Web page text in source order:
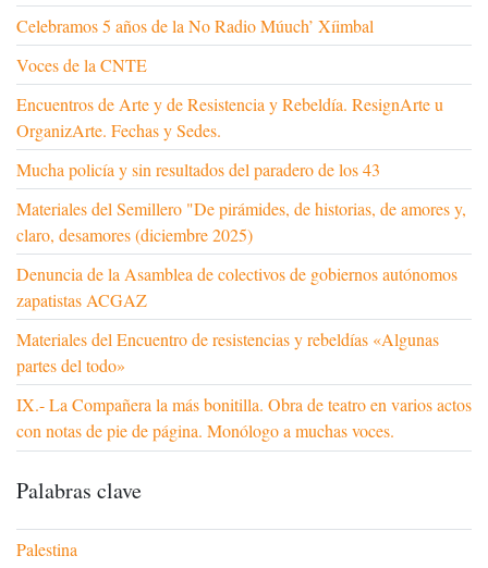
Celebramos 5 años de la No Radio Múuch’ Xíimbal
Voces de la CNTE
Encuentros de Arte y de Resistencia y Rebeldía. ResignArte u
OrganizArte. Fechas y Sedes.
Mucha policía y sin resultados del paradero de los 43
Materiales del Semillero "De pirámides, de historias, de amores y,
claro, desamores (diciembre 2025)
Denuncia de la Asamblea de colectivos de gobiernos autónomos
zapatistas ACGAZ
Materiales del Encuentro de resistencias y rebeldías «Algunas
partes del todo»
IX.- La Compañera la más bonitilla. Obra de teatro en varios actos
con notas de pie de página. Monólogo a muchas voces.
Palabras clave
Palestina